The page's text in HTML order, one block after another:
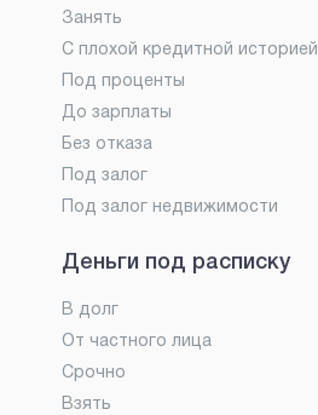
Занять
С плохой кредитной историей
Под проценты
До зарплаты
Без отказа
Под залог
Под залог недвижимости
Деньги под расписку
В долг
От частного лица
Срочно
Взять